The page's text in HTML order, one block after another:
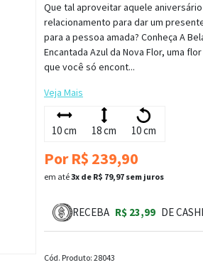
Que tal aproveitar aquele
relacionamento para dar um
para a pessoa amada? Conheça A
Encantada Azul da Nova Flor, uma
que você só encont...
Veja Mais
10 cm 18 cm 10 cm
Por R$ 239,90
em até3x de R$ 79,97 sem juros
RECEBA R$ 23,99 DE
Cód. Produto: 28043